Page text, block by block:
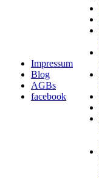
Impressum
Blog
AGBs
facebook